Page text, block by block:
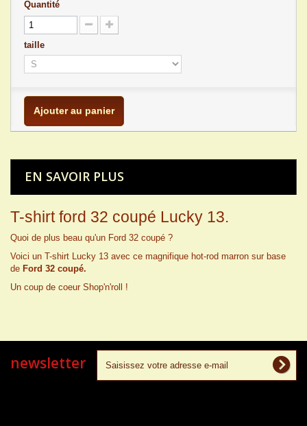
Quantité
taille
Ajouter au panier
EN SAVOIR PLUS
T-shirt ford 32 coupé Lucky 13.
Quoi de plus beau qu'un Ford 32 coupé ?
Voici un T-shirt Lucky 13 avec ce magnifique hot-rod marron sur base
de Ford 32 coupé.
Un coup de coeur Shop'n'roll !
newsletter